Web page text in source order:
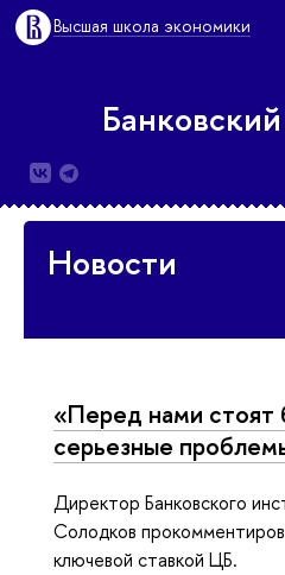
Высшая школа экономики
Новости
«Перед нами стоят
серьезные
Директор Банковского
Солодков
ключевой ставкой ЦБ.